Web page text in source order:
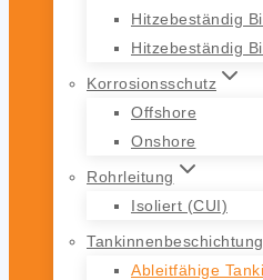
Hitzebeständig
Hitzebeständig
Korrosionsschutz
Offshore
Onshore
Rohrleitung
Isoliert (CUI)
Tankinnenbeschichtung
Ableitfähige